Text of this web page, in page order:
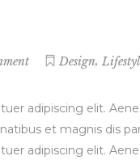
Design,
adipiscing elit.
et magnis dis
adipiscing elit.